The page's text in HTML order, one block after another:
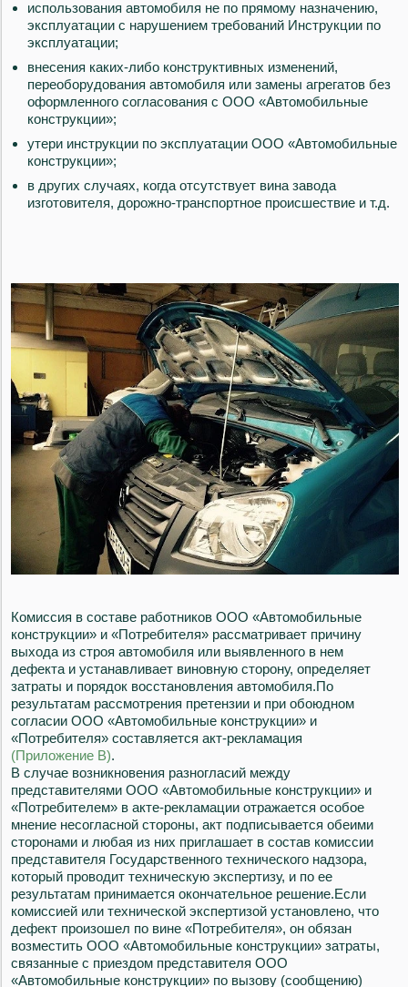
использования автомобиля не по прямому назначению,
эксплуатации с нарушением требований Инструкции по
эксплуатации;
внесения каких-либо конструктивных изменений,
переоборудования автомобиля или замены агрегатов без
оформленного согласования с ООО «Автомобильные
конструкции»;
утери инструкции по эксплуатации ООО «Автомобильные
конструкции»;
в других случаях, когда отсутствует вина завода
изготовителя, дорожно-транспортное происшествие и т.д.
Комиссия в составе работников ООО «Автомобильные
конструкции» и «Потребителя» рассматривает причину
выхода из строя автомобиля или выявленного в нем
дефекта и устанавливает виновную сторону, определяет
затраты и порядок восстановления автомобиля.По
результатам рассмотрения претензии и при обоюдном
согласии ООО «Автомобильные конструкции» и
«Потребителя» составляется акт-рекламация
(Приложение В).
В случае возникновения разногласий между
представителями ООО «Автомобильные конструкции» и
«Потребителем» в акте-рекламации отражается особое
мнение несогласной стороны, акт подписывается обеими
сторонами и любая из них приглашает в состав комиссии
представителя Государственного технического надзора,
который проводит техническую экспертизу, и по ее
результатам принимается окончательное решение.Если
комиссией или технической экспертизой установлено, что
дефект произошел по вине «Потребителя», он обязан
возместить ООО «Автомобильные конструкции» затраты,
связанные с приездом представителя ООО
«Автомобильные конструкции» по вызову (сообщению)